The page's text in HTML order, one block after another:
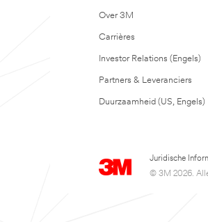
Over 3M
Carrières
Investor Relations (Engels)
Partners & Leveranciers
Duurzaamheid (US, Engels)
Juridische
© 3M 2026.